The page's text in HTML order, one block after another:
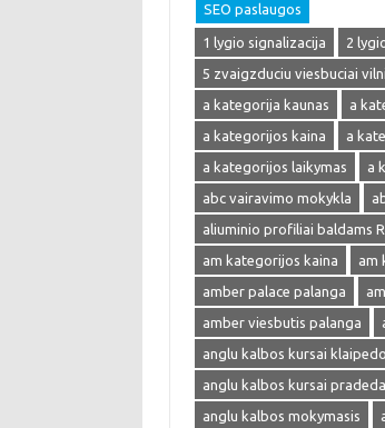
SEO paslaugos
1 lygio signalizacija 2
5 zvaigzduciu viesbuciai
a kategorija kaunas
a
a kategorijos kaina
a
a kategorijos laikymas
a
abc vairavimo mokykla
aliuminio profiliai baldams
am kategorijos kaina
am
amber palace palanga
amber viesbutis palanga
anglu kalbos kursai
anglu kalbos kursai
anglu kalbos mokymasis